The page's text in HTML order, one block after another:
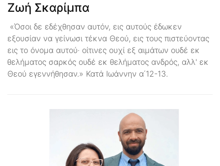
Ζωή Σκαρίμπα
«Όσοι δε εδέχθησαν αυτόν, εις αυτούς έδωκεν
εξουσίαν να γείνωσι τέκνα Θεού, εις τους πιστεύοντας
εις το όνομα αυτού· οίτινες ουχί εξ αιμάτων ουδέ εκ
θελήματος σαρκός ουδέ εκ θελήματος ανδρός, αλλ' εκ
Θεού εγεννήθησαν.» Κατά Ιωάννην α΄12-13.